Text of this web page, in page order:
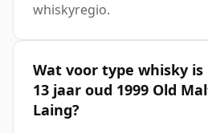
whiskyregio.
Wat voor type whisky
13 jaar oud 1999 Old
Laing?